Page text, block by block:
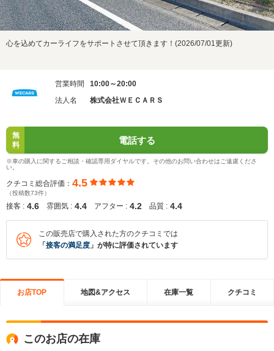
心を込めてカーライフをサポートさせて頂きます！(2026/07/01更新)
営業時間
10:00～20:00
法人名
株式会社ＷＥＣＡＲＳ
無
料
電話する
※車の購入に関するご相談・確認専用ダイヤルです。その他のお問い合わせはご遠慮くださ
い。
クチコミ総合評価： 4.5
（投稿数73件）
接客 : 4.6 雰囲気 : 4.4 アフター : 4.2 品質 : 4.4
この販売店で購入された方のクチコミでは
「 接客の満足度 」が特に評価されています
お店TOP 地図&アクセス 在庫一覧 クチコミ
このお店の在庫